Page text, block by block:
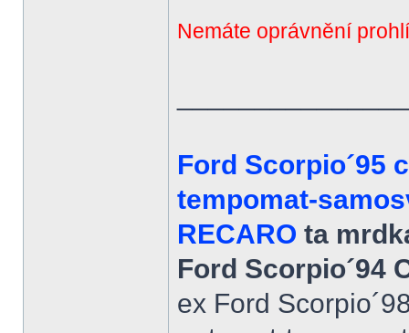
Nemáte oprávnění
Ford Scorpio´95
tempomat-
RECARO ta
Ford Scorpio´94
ex Ford